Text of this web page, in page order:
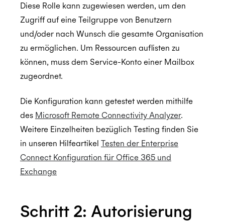
Google resource calendars
Restricting Service Account Access
Which Google scopes does Cronofy utilize?
Assurance
ISO 27001:2022
ISO 27018:2019
ISO 27701:2019
Diese Rolle kann zugewiesen werden, um den
Zugriff auf eine Teilgruppe von Benutzern
und/oder nach Wunsch die gesamte Organisation
zu ermöglichen. Um Ressourcen auflisten zu
können, muss dem Service-Konto einer Mailbox
zugeordnet.
Die Konfiguration kann getestet werden mithilfe
des Microsoft Remote Connectivity Analyzer.
Weitere Einzelheiten bezüglich Testing finden Sie
in unseren Hilfeartikel Testen der Enterprise
Connect Konfiguration für Office 365 und
Exchange
Schritt 2: Autorisierung